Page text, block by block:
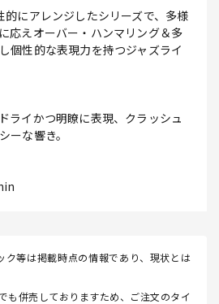
的にアレンジしたシリーズで、多様
応えオーバー・ハンマリング＆多
個性的な表現力を持つジャズライ
ライかつ明瞭に表現、クラッシュ
ーな響き。
等は掲載時点の情報であり、現状とは
も併売しておりますため、ご注文のタイ